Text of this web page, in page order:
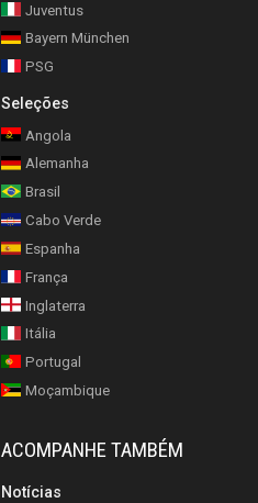
Juventus
Bayern München
PSG
Seleções
Angola
Alemanha
Brasil
Cabo Verde
Espanha
França
Inglaterra
Itália
Portugal
Moçambique
ACOMPANHE TAMBÉM
Notícias